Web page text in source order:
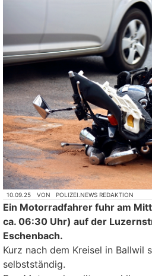
10.09.25 VON POLIZEI.NEWS REDAKTION
Ein Motorradfahrer fuhr am
ca. 06:30 Uhr) auf der
Eschenbach.
Kurz nach dem Kreisel in
selbstständig.